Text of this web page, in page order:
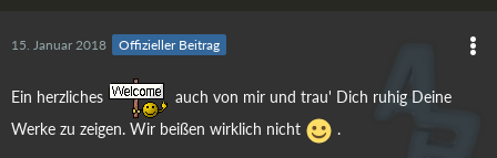
15. Januar 2018 Offizieller Beitrag
Ein herzliches
auch von mir und trau' Dich ruhig Deine
Werke zu zeigen. Wir beißen wirklich nicht
.